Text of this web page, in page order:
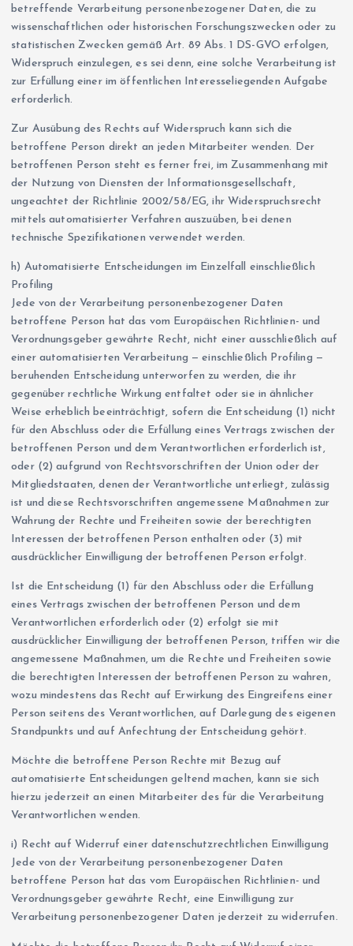
betreffende Verarbeitung personenbezogener Daten, die zu
wissenschaftlichen oder historischen Forschungszwecken oder zu
statistischen Zwecken gemäß Art. 89 Abs. 1 DS-GVO erfolgen,
Widerspruch einzulegen, es sei denn, eine solche Verarbeitung ist
zur Erfüllung einer im öffentlichen Interesseliegenden Aufgabe
erforderlich.
Zur Ausübung des Rechts auf Widerspruch kann sich die
betroffene Person direkt an jeden Mitarbeiter wenden. Der
betroffenen Person steht es ferner frei, im Zusammenhang mit
der Nutzung von Diensten der Informationsgesellschaft,
ungeachtet der Richtlinie 2002/58/EG, ihr Widerspruchsrecht
mittels automatisierter Verfahren auszuüben, bei denen
technische Spezifikationen verwendet werden.
h) Automatisierte Entscheidungen im Einzelfall einschließlich
Profiling
Jede von der Verarbeitung personenbezogener Daten
betroffene Person hat das vom Europäischen Richtlinien- und
Verordnungsgeber gewährte Recht, nicht einer ausschließlich auf
einer automatisierten Verarbeitung — einschließlich Profiling —
beruhenden Entscheidung unterworfen zu werden, die ihr
gegenüber rechtliche Wirkung entfaltet oder sie in ähnlicher
Weise erheblich beeinträchtigt, sofern die Entscheidung (1) nicht
für den Abschluss oder die Erfüllung eines Vertrags zwischen der
betroffenen Person und dem Verantwortlichen erforderlich ist,
oder (2) aufgrund von Rechtsvorschriften der Union oder der
Mitgliedstaaten, denen der Verantwortliche unterliegt, zulässig
ist und diese Rechtsvorschriften angemessene Maßnahmen zur
Wahrung der Rechte und Freiheiten sowie der berechtigten
Interessen der betroffenen Person enthalten oder (3) mit
ausdrücklicher Einwilligung der betroffenen Person erfolgt.
Ist die Entscheidung (1) für den Abschluss oder die Erfüllung
eines Vertrags zwischen der betroffenen Person und dem
Verantwortlichen erforderlich oder (2) erfolgt sie mit
ausdrücklicher Einwilligung der betroffenen Person, triffen wir die
angemessene Maßnahmen, um die Rechte und Freiheiten sowie
die berechtigten Interessen der betroffenen Person zu wahren,
wozu mindestens das Recht auf Erwirkung des Eingreifens einer
Person seitens des Verantwortlichen, auf Darlegung des eigenen
Standpunkts und auf Anfechtung der Entscheidung gehört.
Möchte die betroffene Person Rechte mit Bezug auf
automatisierte Entscheidungen geltend machen, kann sie sich
hierzu jederzeit an einen Mitarbeiter des für die Verarbeitung
Verantwortlichen wenden.
i) Recht auf Widerruf einer datenschutzrechtlichen Einwilligung
Jede von der Verarbeitung personenbezogener Daten
betroffene Person hat das vom Europäischen Richtlinien- und
Verordnungsgeber gewährte Recht, eine Einwilligung zur
Verarbeitung personenbezogener Daten jederzeit zu widerrufen.